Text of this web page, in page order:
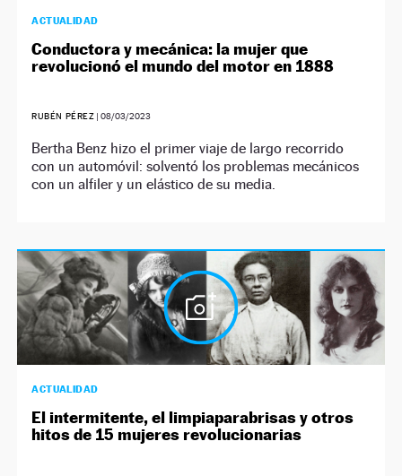
ACTUALIDAD
Conductora y mecánica: la mujer que
revolucionó el mundo del motor en 1888
RUBÉN PÉREZ |08/03/2023
Bertha Benz hizo el primer viaje de largo recorrido
con un automóvil: solventó los problemas mecánicos
con un alfiler y un elástico de su media.
ACTUALIDAD
El intermitente, el limpiaparabrisas y otros
hitos de 15 mujeres revolucionarias